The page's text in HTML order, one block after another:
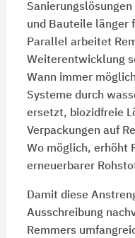
und Bauteile länger
Parallel arbeitet
Weiterentwicklung
Wann immer
Systeme durch
ersetzt, biozidfreie
Verpackungen auf
Wo möglich, erhöht
erneuerbarer
Damit diese
Ausschreibung
Remmers